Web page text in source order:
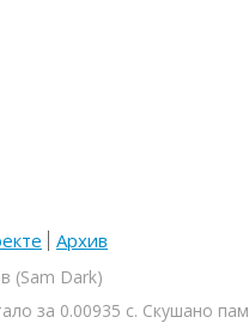
Архив
(Sam Dark)
за 0.00935 с. Скушано